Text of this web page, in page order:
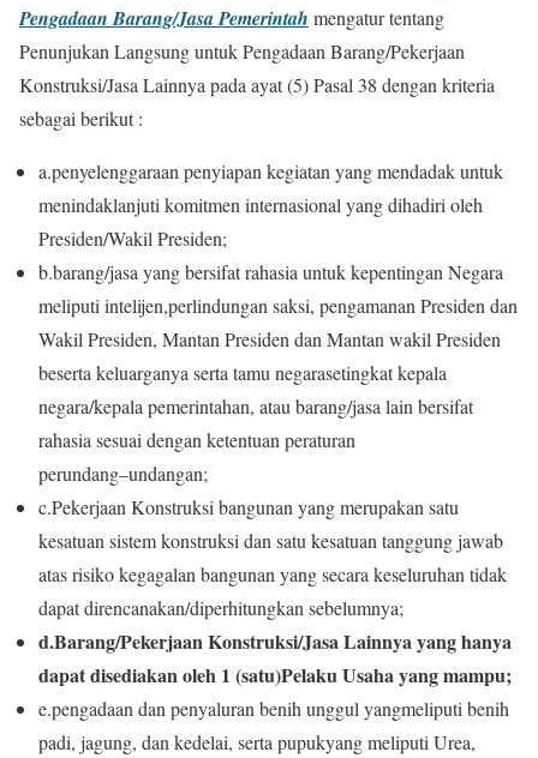
Pengadaan Barang/Jasa Pemerintah mengatur tentang
Penunjukan Langsung untuk Pengadaan Barang/Pekerjaan
Konstruksi/Jasa Lainnya pada ayat (5) Pasal 38 dengan kriteria
sebagai berikut :
a.penyelenggaraan penyiapan kegiatan yang mendadakuntuk
menindaklanjuti komitmen internasional yangdihadiri oleh
Presiden/Wakil Presiden;
b.barang/jasa yang bersifat rahasia untuk kepentingan Negara
meliputi intelijen,perlindungan saksi, pengamanan Presiden dan
Wakil Presiden, Mantan Presiden dan Mantan wakil Presiden
beserta keluarganya serta tamu negarasetingkat kepala
negara/kepala pemerintahan, atau barang/jasa lain bersifat
rahasia sesuai dengan ketentuan peraturan
perundang–undangan;
c.Pekerjaan Konstruksi bangunan yang merupakan satu
kesatuan sistem konstruksi dan satu kesatuan tanggungjawab
atas risiko kegagalan bangunan yang secara keseluruhan tidak
dapat direncanakan/diperhitungkan sebelumnya;
d.Barang/Pekerjaan Konstruksi/Jasa Lainnya yang hanya
dapat disediakan oleh 1 (satu)Pelaku Usahayang mampu;
e.pengadaan dan penyaluran benih unggul yangmeliputi benih
padi, jagung, dan kedelai, serta pupukyang meliputi Urea,